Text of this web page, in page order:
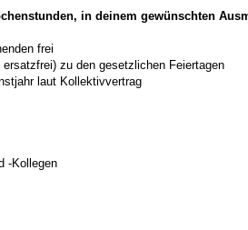
in deinem gewünschten
frei
zu den gesetzlichen Feiertagen
laut Kollektivvertrag
-Kollegen